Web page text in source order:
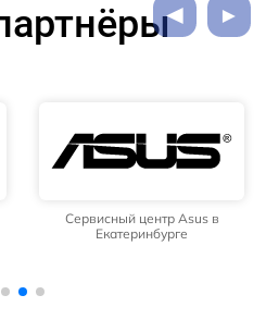
Сервисный центр Asus в
Екатеринбурге